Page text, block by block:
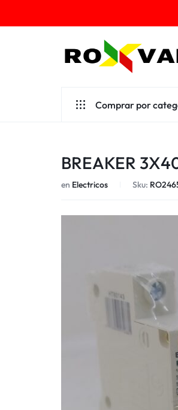
¡MÁS
MENOS!
Comprar por
Cafetería
Escolares
Hogar
Papelería
BREAKER
en Electricos Sku: